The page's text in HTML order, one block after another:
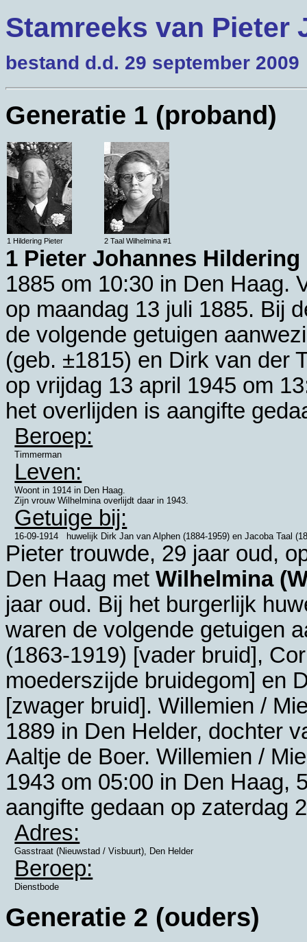
Stamreeks van
bestand d.d. 29 september 2009
Generatie 1 (proband)
1 Hildering Pieter 2 Taal Wilhelmina #1
1 Pieter Johannes Hildering
1885 om 10:30 in Den Haag.
op maandag 13 juli 1885. Bij
de volgende getuigen
(geb. ±1815) en Dirk van der
op vrijdag 13 april 1945 om
het overlijden is aangifte
Beroep:
Timmerman
Leven:
Woont in 1914 in Den Haag.
Zijn vrouw Wilhelmina overlijdt daar in 1943.
Getuige bij:
16-09-1914 huwelijk Dirk Jan van Alphen (1884-1959) enJacoba Taal
Pieter trouwde, 29 jaar oud,
Den Haag met Wilhelmina
jaar oud. Bij het burgerlijk
waren de volgende getuigen
(1863-1919) [vader bruid],
moederszijde bruidegom] en
[zwager bruid]. Willemien /
1889 in Den Helder, dochter
Aaltje de Boer. Willemien /
1943 om 05:00 in Den Haag,
aangifte gedaan op zaterdag
Adres:
Gasstraat (Nieuwstad / Visbuurt), Den Helder
Beroep:
Dienstbode
Generatie 2 (ouders)